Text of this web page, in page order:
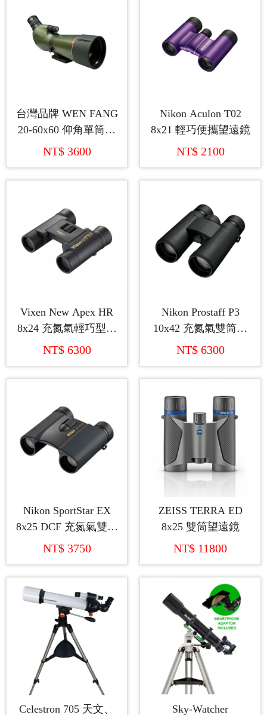
台灣品牌 WEN FANG
20-60x60 仰角單筒望
遠鏡
NT$ 3600
Nikon Aculon T02
8x21 輕巧便攜望遠鏡
NT$ 2100
Vixen New Apex HR
8x24 充氮氣輕巧型雙
筒望遠鏡 (日本製造)
NT$ 6300
Nikon Prostaff P3
10x42 充氮氣雙筒望
遠鏡
NT$ 6300
Nikon SportStar EX
8x25 DCF 充氮氣雙筒
望遠鏡
NT$ 3750
ZEISS TERRA ED
8x25 雙筒望遠鏡
NT$ 11800
Celestron 705 天文、 Sky-Watcher